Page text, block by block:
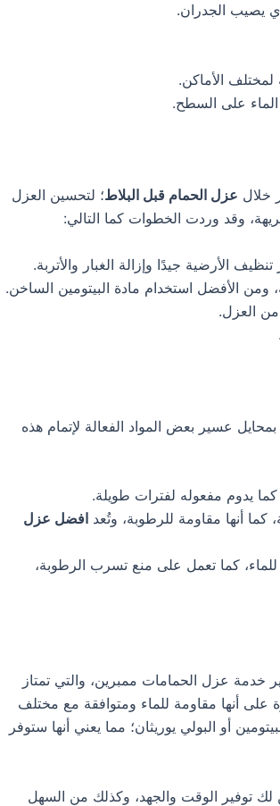
يصيب الجدران.
الأماكن.
على السطح.
خلال عزل الحمام قبل البلاط؛ لتحسين العزل
وقد وردت الخطوات كما التالي:
الأرضية جيدًا وإزالة الغبار والأتربة.
الأفضل استخدام مادة البيتومين الساخن.
العزل.
عسير بعض المواد الفعالة لإتمام هذه
يدوم مفعوله لفترات طويلة.
كما أنها مقاومة للرطوبة، وتُعد افضل عزل
كما تعمل على منع تسرب الرطوبة،
خدمة عزل الحمامات ممبرين، والتي تمتاز
على أنها مقاومة للماء ومتوافقة مع مختلف
أو البولي يوريثان؛ مما يعني أنها ستوفر
توفير الوقت والجهد، وكذلك من السهل